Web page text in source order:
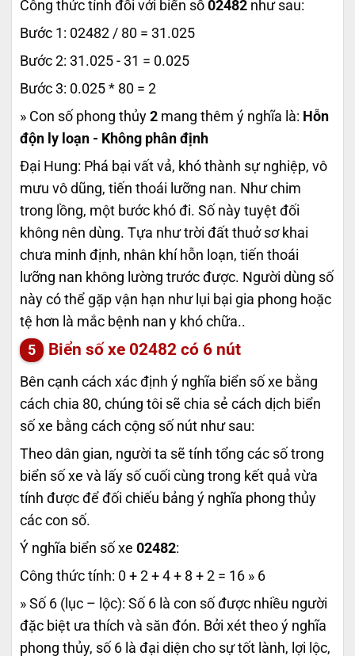
Công thức tính đối với biển số 02482 như sau:
Bước 1: 02482 / 80 = 31.025
Bước 2: 31.025 - 31 = 0.025
Bước 3: 0.025 * 80 = 2
» Con số phong thủy 2 mang thêm ý nghĩa là: Hỗn
độn ly loạn - Không phân định
Đại Hung: Phá bại vất vả, khó thành sự nghiệp, vô
mưu vô dũng, tiến thoái lưỡng nan. Như chim
trong lồng, một bước khó đi. Số này tuyệt đối
không nên dùng. Tựa như trời đất thuở sơ khai
chưa minh định, nhân khí hỗn loạn, tiến thoái
lưỡng nan không lường trước được. Người dùng số
này có thể gặp vận hạn như lụi bại gia phong hoặc
tệ hơn là mắc bệnh nan y khó chữa..
Biển số xe 02482 có 6 nút
Bên cạnh cách xác định ý nghĩa biển số xe bằng
cách chia 80, chúng tôi sẽ chia sẻ cách dịch biển
số xe bằng cách cộng số nút như sau:
Theo dân gian, người ta sẽ tính tổng các số trong
biển số xe và lấy số cuối cùng trong kết quả vừa
tính được để đối chiếu bảng ý nghĩa phong thủy
các con số.
Ý nghĩa biển số xe 02482:
Công thức tính: 0 + 2 + 4 + 8 + 2 = 16 » 6
» Số 6 (lục – lộc): Số 6 là con số được nhiều người
đặc biệt ưa thích và săn đón. Bởi xét theo ý nghĩa
phong thủy, số 6 là đại diện cho sự tốt lành, lợi lộc,